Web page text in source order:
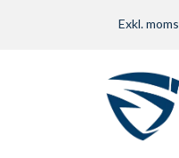
Exkl. moms